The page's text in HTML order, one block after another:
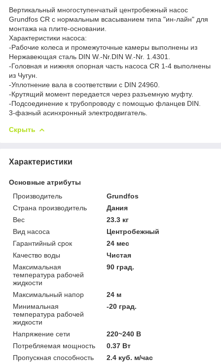
Вертикальный многоступенчатый центробежный насос
Grundfos CR с нормальным всасыванием типа "ин-лайн" для
монтажа на плите-основании.
Характеристики насоса:
-Рабочие колеса и промежуточные камеры выполнены из
Нержавеющая сталь DIN W.-Nr.DIN W.-Nr. 1.4301.
-Головная и нижняя опорная часть насоса CR 1-4 выполнены
из Чугун.
-Уплотнение вала в соответствии с DIN 24960.
-Крутящий момент передается через разъемную муфту.
-Подсоединение к трубопроводу с помощью фланцев DIN.
3-фазный асинхронный электродвигатель.
Скрыть
Характеристики
Основные атрибуты
Производитель
Grundfos
Страна производитель
Дания
Вес
23.3 кг
Вид насоса
Центробежный
Гарантийный срок
24 мес
Качество воды
Чистая
Максимальная
температура рабочей
жидкости
90 град.
Максимальный напор
24 м
Минимальная
температура рабочей
жидкости
-20 град.
Напряжение сети
220~240 В
Потребляемая мощность
0.37 Вт
Пропускная способность
2.4 куб. м/час